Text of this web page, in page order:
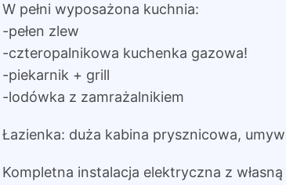
W pełni wyposażona kuchnia:
-pełen zlew
-czteropalnikowa kuchenka gazowa!
-piekarnik + grill
-lodówka z zamrażalnikiem
Łazienka: duża kabina prysznicowa,
Kompletna instalacja elektryczna z